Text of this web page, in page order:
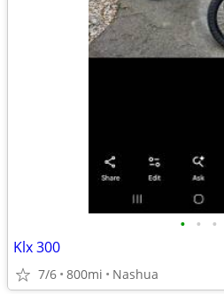
• • •
Klx 300
7/6 800mi Nashua